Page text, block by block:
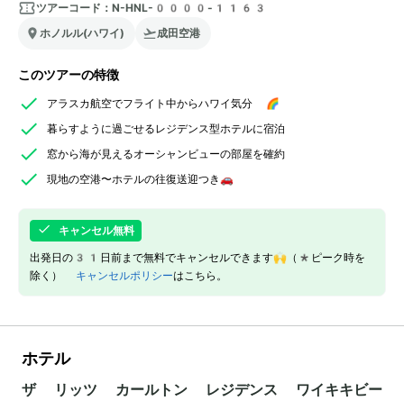
ツアーコード： N-HNL-0000-1163
ホノルル(ハワイ)
成田空港
このツアーの特徴
アラスカ航空でフライト中からハワイ気分 🌈
暮らすように過ごせるレジデンス型ホテルに宿泊
窓から海が見えるオーシャンビューの部屋を確約
現地の空港〜ホテルの往復送迎つき🚗
キャンセル無料
出発日の31日前まで無料でキャンセルできます🙌（*ピーク時を
除く） キャンセルポリシーはこちら。
ホテル
ザ リッツ カールトン レジデンス ワイキキビー